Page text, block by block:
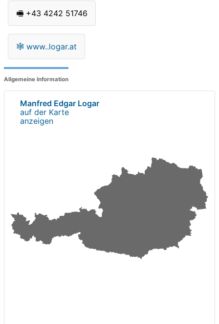
🖷 +43 4242 51746
🕸 www..logar.at
Allgemeine Information
Manfred Edgar Logar
auf der Karte
anzeigen